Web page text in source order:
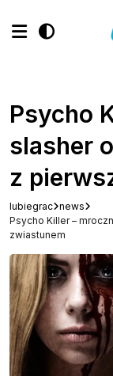
Psycho
slasher
z
lubiegrac news
Psycho Killer –
zwiastunem